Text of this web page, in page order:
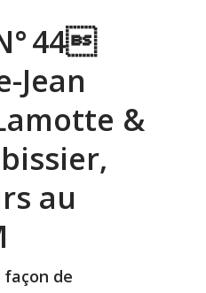
44
Jean
&
au
de